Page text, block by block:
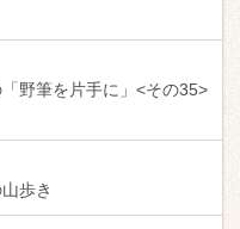
野筆を片手に」<その35>
歩き